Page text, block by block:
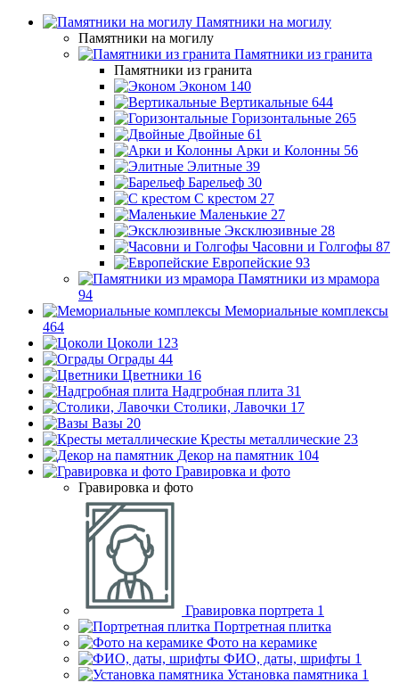
Памятники на могилу
Памятники на могилу
Памятники из гранита
Памятники из гранита
Эконом 140
Вертикальные 644
Горизонтальные 265
Двойные 61
Арки и Колонны 56
Элитные 39
Барельеф 30
С крестом 27
Маленькие 27
Эксклюзивные 28
Часовни и Голгофы 87
Европейские 93
Памятники из мрамора
94
Мемориальные комплексы
464
Цоколи 123
Ограды 44
Цветники 16
Надгробная плита 31
Столики, Лавочки 17
Вазы 20
Кресты металлические 23
Декор на памятник 104
Гравировка и фото
Гравировка и фото
Гравировка портрета 1
Портретная плитка
Фото на керамике
ФИО, даты, шрифты 1
Установка памятника 1